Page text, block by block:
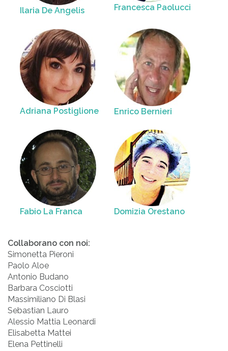
Ilaria De Angelis Francesca Paolucci
Adriana Postiglione Enrico Bernieri
Fabio La Franca Domizia Orestano
Collaborano con noi:
Simonetta Pieroni
Paolo Aloe
Antonio Budano
Barbara Cosciotti
Massimiliano Di Blasi
Sebastian Lauro
Alessio Mattia Leonardi
Elisabetta Mattei
Elena Pettinelli